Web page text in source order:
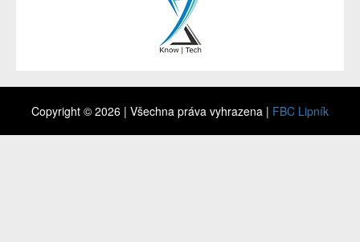
Copyright © 2026 | Všechna práva vyhrazena | FBC Lipník